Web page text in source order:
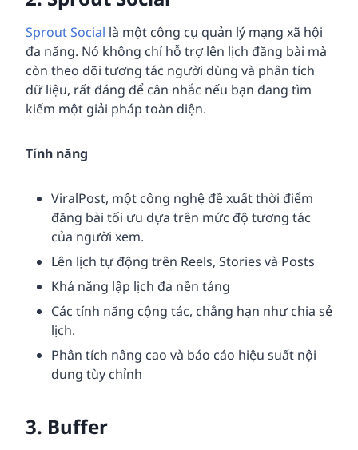
Sprout Social là một công cụ quản lý mạng xã hội
đa năng. Nó không chỉ hỗ trợ lên lịch đăng bài mà
còn theo dõi tương tác người dùng và phân tích
dữ liệu, rất đáng để cân nhắc nếu bạn đang tìm
kiếm một giải pháp toàn diện.
Tính năng
ViralPost, một công nghệ đề xuất thời điểm
đăng bài tối ưu dựa trên mức độ tương tác
của người xem.
Lên lịch tự động trên Reels, Stories và Posts
Khả năng lập lịch đa nền tảng
Các tính năng cộng tác, chẳng hạn như chia sẻ
lịch.
Phân tích nâng cao và báo cáo hiệu suất nội
dung tùy chỉnh
3. Buffer